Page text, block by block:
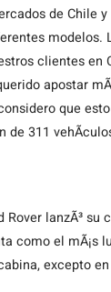
de Chile
clientes en
apostar
que
311
lanzÃ³ su
como el mÃ¡s
excepto